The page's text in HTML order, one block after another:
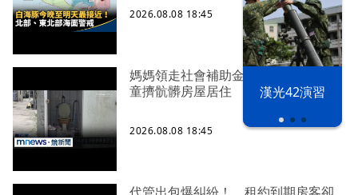
漢光42演習
2026.08.08 18:45
媽媽領走社會補助金離家 丟13名孩
童擠骯髒房屋居住
2026.08.08 18:45